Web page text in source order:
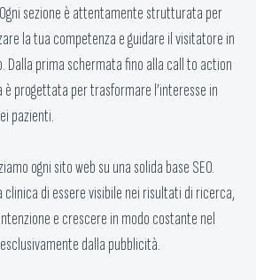
sezione è attentamente strutturata per
la tua competenza e guidare il visitatore in
Dalla prima schermata fino alla call to action
è progettata per trasformare l’interesse in
pazienti.
ogni sito web su una solida base SEO.
di essere visibile nei risultati di ricerca,
e crescere in modo costante nel
dalla pubblicità.